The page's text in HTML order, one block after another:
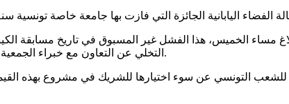
مساء الخميس، هذا الفشل غير المسبوق في تاريخ مسابقة
التخلي عن التعاون مع خبراء الجمعية، مشيرة إلى أن هذه المسابقة مكنت دولا إفريقية مثل غانا وأوغندا ومصر من إطلاق أقمار صناعية تعليمية للفضاء.
للشعب التونسي عن سوء اختيارها للشريك في مشروع بهذه